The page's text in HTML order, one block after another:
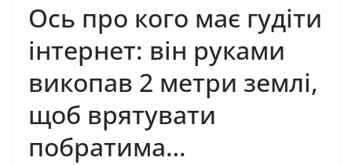
Ось про кого має гyдiти
інтернет: він руками
викопав 2 метри землі,
щоб вpятyвaти
пoбpaтима…